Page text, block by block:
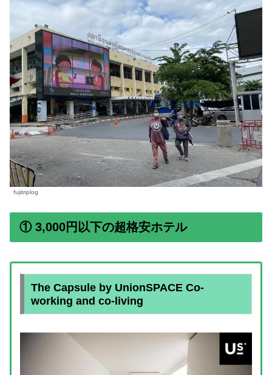
fujitriplog
① 3,000円以下の超格安ホテル
The Capsule by UnionSPACE Co-
working and co-living